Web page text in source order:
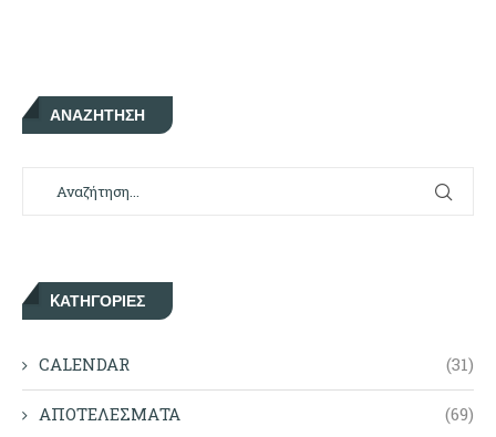
ΑΝΑΖΉΤΗΣΗ
KΑΤΗΓΟΡΊΕΣ
CALENDAR (31)
ΑΠΟΤΕΛΕΣΜΑΤΑ (69)